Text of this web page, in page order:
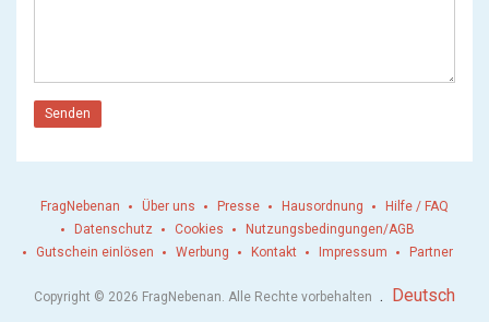
Senden
FragNebenan Über uns Presse Hausordnung
Hilfe / FAQ
Datenschutz
Cookies
Nutzungsbedingungen/AGB
Gutschein einlösen
Werbung Kontakt Impressum Partner
Copyright © 2026 FragNebenan. Alle Rechte vorbehalten . Deutsch